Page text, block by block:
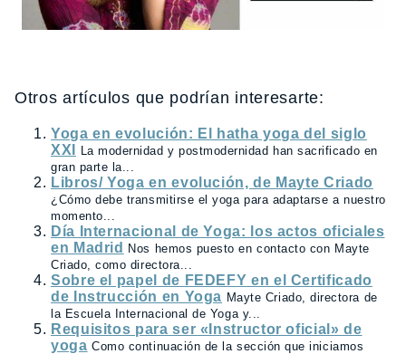
Otros artículos que podrían interesarte:
Yoga en evolución: El hatha yoga del siglo
XXI
La modernidad y postmodernidad han sacrificado en
gran parte la...
Libros/ Yoga en evolución, de Mayte Criado
¿Cómo debe transmitirse el yoga para adaptarse a nuestro
momento...
Día Internacional de Yoga: los actos oficiales
en Madrid Nos hemos puesto en contacto con Mayte
Criado, como directora...
Sobre el papel de FEDEFY en el Certificado
de Instrucción en Yoga Mayte Criado, directora de
la Escuela Internacional de Yoga y...
Requisitos para ser «Instructor oficial» de
yoga Como continuación de la sección que iniciamos